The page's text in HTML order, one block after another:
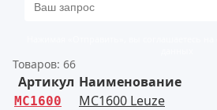
Товаров: 66
Артикул Наименование
MC1600 MC1600 Leuze